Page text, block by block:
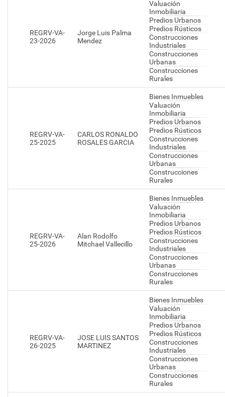
REGRV-VA-
23-2026
Jorge Luis Palma
Mendez
Valuación
Inmobiliaria
Predios Urbanos
Predios Rústicos
Construcciones
Industriales
Construcciones
Urbanas
Construcciones
Rurales
REGRV-VA-
25-2025
CARLOS RONALDO
ROSALES GARCIA
Bienes Inmuebles
Valuación
Inmobiliaria
Predios Urbanos
Predios Rústicos
Construcciones
Industriales
Construcciones
Urbanas
Construcciones
Rurales
REGRV-VA-
25-2026
Alan Rodolfo
Mitchael Vallecillo
Bienes Inmuebles
Valuación
Inmobiliaria
Predios Urbanos
Predios Rústicos
Construcciones
Industriales
Construcciones
Urbanas
Construcciones
Rurales
REGRV-VA-
26-2025
JOSE LUIS SANTOS
MARTINEZ
Bienes Inmuebles
Valuación
Inmobiliaria
Predios Urbanos
Predios Rústicos
Construcciones
Industriales
Construcciones
Urbanas
Construcciones
Rurales